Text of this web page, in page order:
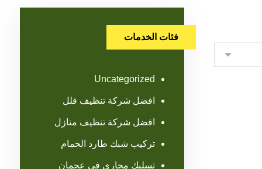
فئات الخدمات
Uncategorized
افضل شركة تنظيف فلل
افضل شركة تنظيف منازل
تركيب شبك طارد الحمام
تسليك مجاري في عجمان